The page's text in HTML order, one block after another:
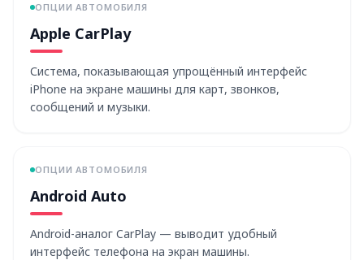
ОПЦИИ АВТОМОБИЛЯ
Apple CarPlay
Система, показывающая упрощённый интерфейс
iPhone на экране машины для карт, звонков,
сообщений и музыки.
ОПЦИИ АВТОМОБИЛЯ
Android Auto
Android-аналог CarPlay — выводит удобный
интерфейс телефона на экран машины.